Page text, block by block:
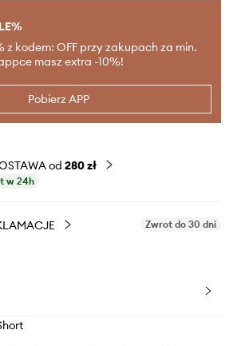
z kodem: OFF przy zakupach za min.
masz extra -10%!
Pobierz APP
od 280 zł
w 24h
Zwrot do 30 dni